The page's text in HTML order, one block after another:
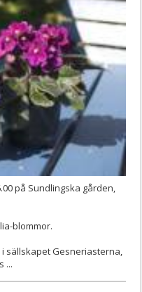
på Sundlingska gården,
blommor.
i sällskapet Gesneriasterna,
...